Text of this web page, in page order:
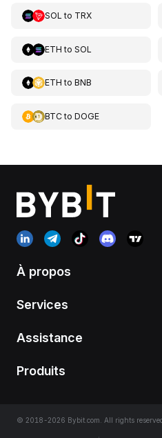
SOL to TRX
ETH to SOL
ETH to BNB
BTCto DOGE
À propos
Services
Assistance
Produits
© 2018-2026 Bybit.com. All rights reserved.